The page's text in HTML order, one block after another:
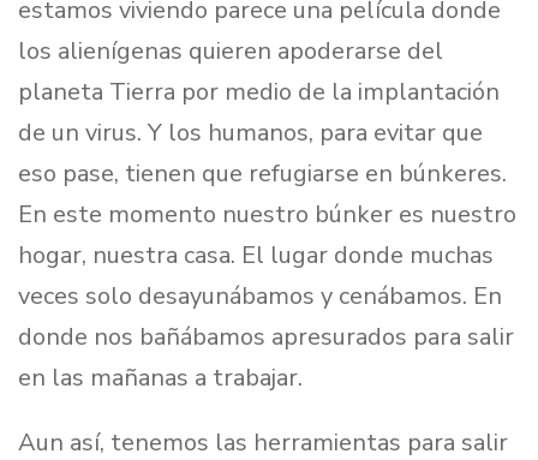
estamos viviendo parece una película donde
los alienígenas quieren apoderarse del
planeta Tierra por medio de la implantación
de un virus. Y los humanos, para evitar que
eso pase, tienen que refugiarse en búnkeres.
En este momento nuestro búnker es nuestro
hogar, nuestra casa. El lugar donde muchas
veces solo desayunábamos y cenábamos. En
donde nos bañábamos apresurados para salir
en las mañanas a trabajar.
Aun así, tenemos las herramientas para salir